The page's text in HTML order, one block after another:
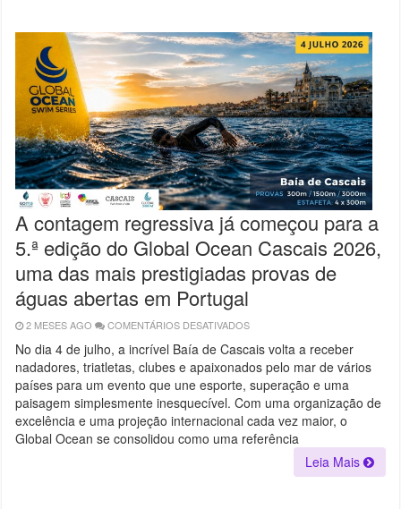
DO
PROJETO
NADANDO
PELOS
CARTÕES
POSTAIS
A contagem regressiva já começou para a
5.ª edição do Global Ocean Cascais 2026,
uma das mais prestigiadas provas de
águas abertas em Portugal
2 MESES AGO COMENTÁRIOS DESATIVADOS
CONTAGEM
REGRESSIVA
JÁ
COMEÇOU
PARA
A
5.ª
EDIÇÃO
DO
GLOBAL
No dia 4 de julho, a incrível Baía de Cascais volta a receber
nadadores, triatletas, clubes e apaixonados pelo mar de vários
países para um evento que une esporte, superação e uma
paisagem simplesmente inesquecível. Com uma organização de
excelência e uma projeção internacional cada vez maior, o
Global Ocean se consolidou como uma referência
Leia Mais